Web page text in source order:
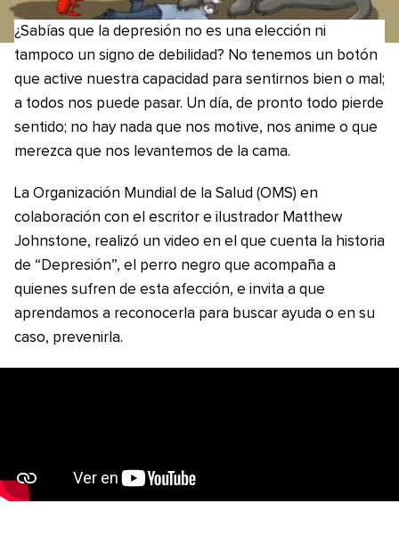
¿Sabías que la depresión no es una elección ni
tampoco un signo de debilidad? No tenemos un botón
que active nuestra capacidad para sentirnos bien o mal;
a todos nos puede pasar. Un día, de pronto todo pierde
sentido; no hay nada que nos motive, nos anime o que
merezca que nos levantemos de la cama.
La Organización Mundial de la Salud (OMS) en
colaboración con el escritor e ilustrador Matthew
Johnstone, realizó un video en el que cuenta la historia
de “Depresión”, el perro negro que acompaña a
quienes sufren de esta afección, e invita a que
aprendamos a reconocerla para buscar ayuda o en su
caso, prevenirla.